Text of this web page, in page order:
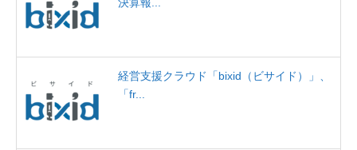
経営支援クラウド「bixid（ビサイド）」、
「fr...